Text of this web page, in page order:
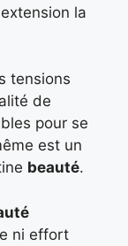
la
tensions
de
pour se
est un
beauté.
ni effort